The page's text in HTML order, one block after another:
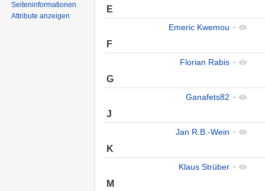
E
Emeric Kwemou +
F
Florian Rabis +
G
Ganafets82 +
J
Jan R.B.-Wein +
K
Klaus Strüber +
M
Seiten­informationen
Attribute anzeigen